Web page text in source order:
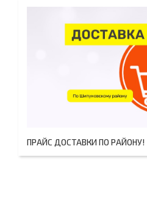
ПРАЙС ДОСТАВКИ ПО РАЙОНУ!